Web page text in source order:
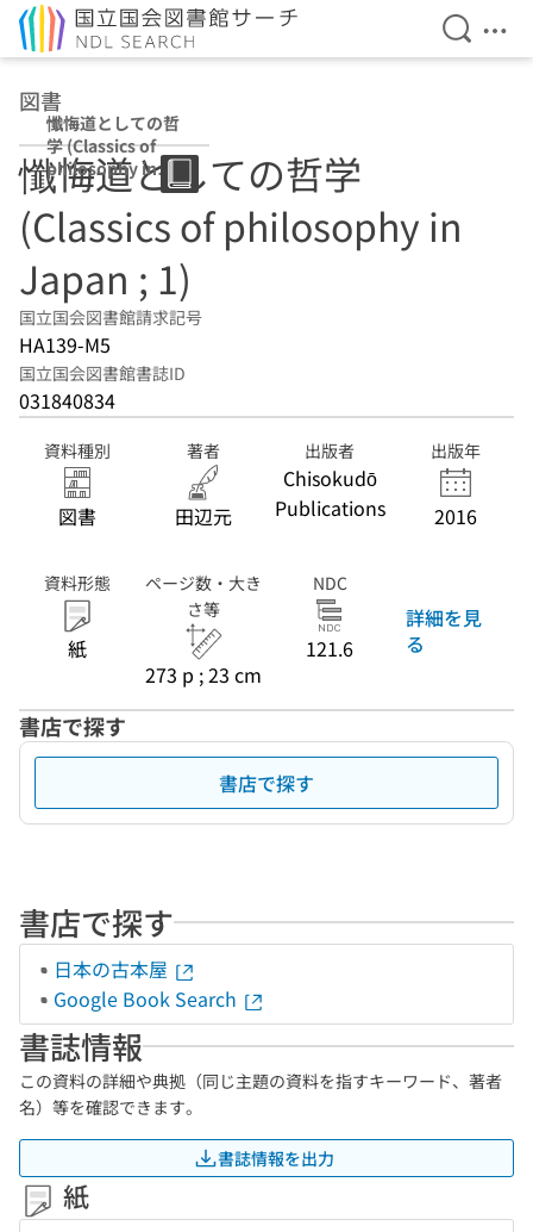
検索を
メ
図書
懺悔道としての哲
学 (Classics of
philosophy in
Japan ; 1)
懺悔道としての哲学
(Classics of philosophy in
Japan ; 1)
国立国会図書館請求記号
HA139-M5
国立国会図書館書誌ID
031840834
資料種別
図書
著者
田辺元
出版者
Chisokudō
Publications
出版年
2016
資料形態
紙
ページ数・大き
さ等
273 p ; 23 cm
NDC
121.6
詳細を見
る
書店で探す
書店で探す
書店で探す
日本の古本屋
Google Book Search
書誌情報
この資料の詳細や典拠（同じ主題の資料を指すキーワード、著者
名）等を確認できます。
書誌情報を出力
紙